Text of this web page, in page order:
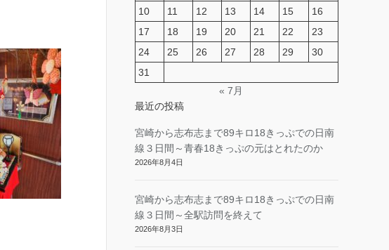
10
11 12 13 14 15
16
17
18 19 20 21 22
23
24
25 26 27 28 29
30
31
« 7月
最近の投稿
宮崎から志布志まで89キロ18きっぷでの日南
線３日間～青春18きっぷの元はとれたのか
2026年8月4日
宮崎から志布志まで89キロ18きっぷでの日南
線３日間～全駅訪問を終えて
2026年8月3日